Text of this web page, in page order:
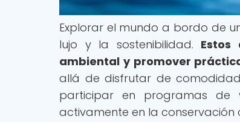
Explorar el mundo a bordo de
lujo y la sostenibilidad.
ambiental y promover
allá de disfrutar de
participar en programas de
activamente en la conservación